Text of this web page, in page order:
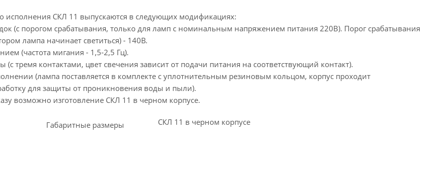
исполнения СКЛ 11 выпускаются в следующих модификациях:
(с порогом срабатывания, только для ламп с номинальным напряжением питания 220В). Порог срабатывания
лампа начинает светиться) - 140В.
(частота мигания - 1,5-2,5 Гц).
(с тремя контактами, цвет свечения зависит от подачи питания на соответствующий контакт).
(лампа поставляется в комплекте с уплотнительным резиновым кольцом, корпус проходит
для защиты от проникновения воды и пыли).
возможно изготовление СКЛ 11 в черном корпусе.
Габаритные размеры СКЛ 11 в черном корпусе